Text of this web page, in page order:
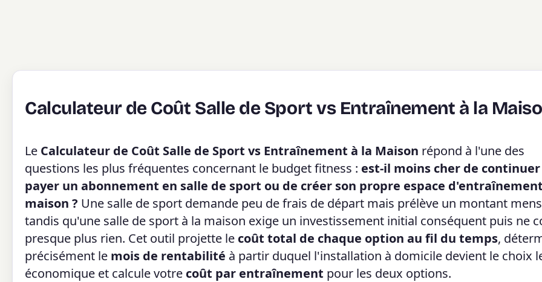
Calculateur de Coût Salle de Sport vs Entraînement à la
Le Calculateur de Coût Salle de Sport vs Entraînement à la Maison répond à l'une des
questions les plus fréquentes concernant le budget fitness : est-il moins cher de
payer un abonnement en salle de sport ou de créer son propre espace
maison ? Une salle de sport demande peu de frais de départ mais prélève un montant
tandis qu'une salle de sport à la maison exige un investissement initial conséquent puis ne
presque plus rien. Cet outil projette le coût total de chaque option au fil du temps,
précisément le mois de rentabilité à partir duquel l'installation à domicile devient le choix
économique et calcule votre coût par entraînement pour les deux options.